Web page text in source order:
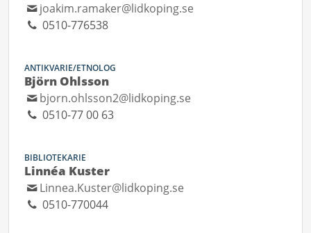
joakim.ramaker@lidkoping.se
0510-776538
ANTIKVARIE/ETNOLOG
Björn Ohlsson
bjorn.ohlsson2@lidkoping.se
0510-77 00 63
BIBLIOTEKARIE
Linnéa Kuster
Linnea.Kuster@lidkoping.se
0510-770044